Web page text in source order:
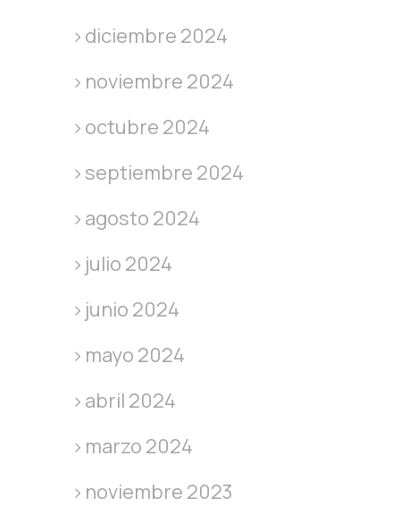
diciembre 2024
noviembre 2024
octubre 2024
septiembre 2024
agosto 2024
julio 2024
junio 2024
mayo 2024
abril 2024
marzo 2024
noviembre 2023